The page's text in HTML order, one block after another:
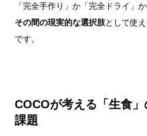
「完全手作り」か「完全ドライ」
その間の現実的な選択肢として使
です。
COCOが考える「生食
課題